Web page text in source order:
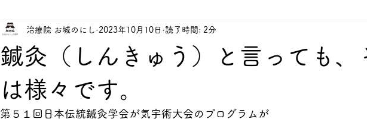
鍼灸（しんきゅう）と言っても、
は様々です。
治療院 お城のにし 2023年10月10日 読了時間: 2分
第５１回日本伝統鍼灸学会が気宇術大会のプログラムが